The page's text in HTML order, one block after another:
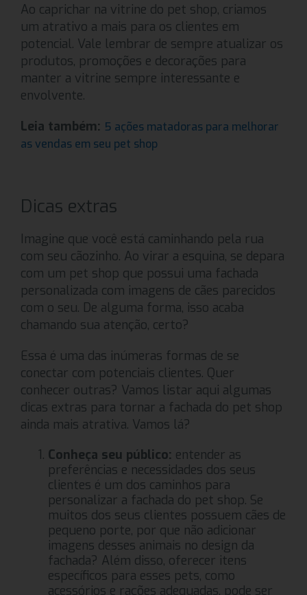
Ao caprichar na vitrine do pet shop, criamos
um atrativo a mais para os clientes em
potencial. Vale lembrar de sempre atualizar os
produtos, promoções e decorações para
manter a vitrine sempre interessante e
envolvente.
Leia também: 5 ações matadoras para melhorar
as vendas em seu pet shop
Dicas extras
Imagine que você está caminhando pela rua
com seu cãozinho. Ao virar a esquina, se depara
com um pet shop que possui uma fachada
personalizada com imagens de cães parecidos
com o seu. De alguma forma, isso acaba
chamando sua atenção, certo?
Essa é uma das inúmeras formas de se
conectar com potenciais clientes. Quer
conhecer outras? Vamos listar aqui algumas
dicas extras para tornar a fachada do pet shop
ainda mais atrativa. Vamos lá?
Conheça seu público: entender as
preferências e necessidades dos seus
clientes é um dos caminhos para
personalizar a fachada do pet shop. Se
muitos dos seus clientes possuem cães de
pequeno porte, por que não adicionar
imagens desses animais no design da
fachada? Além disso, oferecer itens
específicos para esses pets, como
acessórios e rações adequadas, pode ser